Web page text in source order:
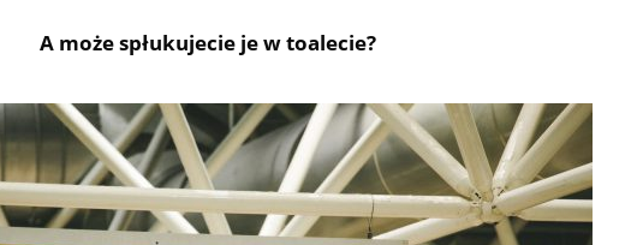
A może spłukujecie je w toalecie?